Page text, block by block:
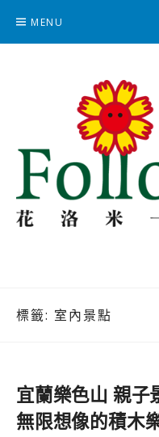
content
MENU
標籤: 室內景點
宜蘭樂色山 親子
無限想像的積木